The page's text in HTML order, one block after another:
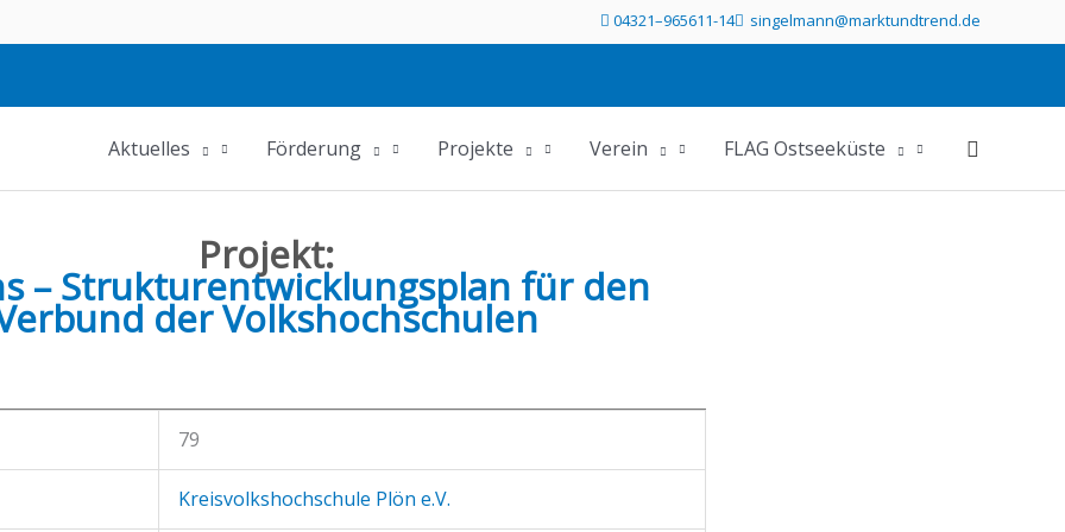
Telefonummer 04321 96561114 direkt anrufen
04321–965611-14Mailprogramm öffnen und Mail an
singelmann@marktundtrend.de
Aktuelles Förderung Projekte Verein FLAG Ostseeküste
Projekt:
– Strukturentwicklungsplan für den
der Volkshochschulen
79
Kreisvolkshochschule Plön e.V.